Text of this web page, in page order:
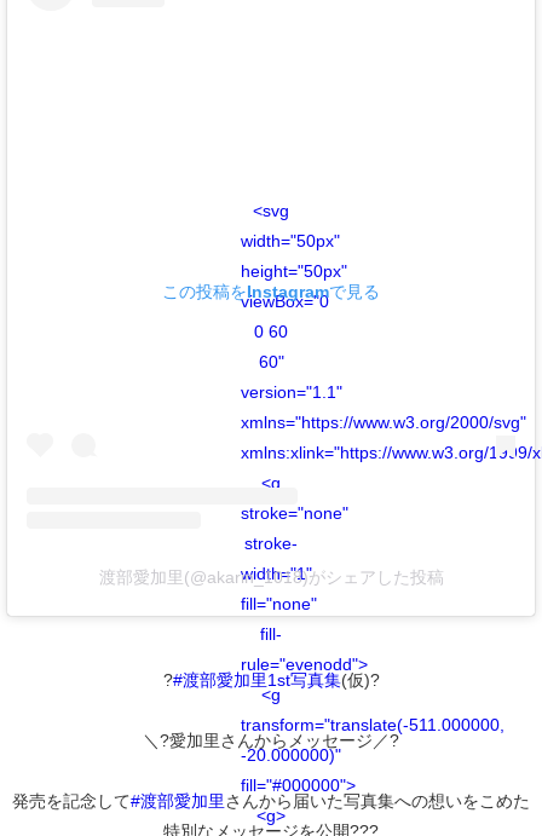
<svg
width="50px"
height="50px"
viewBox="0
0 60
60"
version="1.1"
xmlns="https://www.w3.org/2000/svg"
xmlns:xlink="https://www.w3.org/1999/
<g
stroke="none"
stroke-
width="1"
fill="none"
fill-
rule="evenodd">
<g
transform="translate(-511.000000,
-20.000000)"
fill="#000000">
<g>
この投稿をInstagramで見る
渡部愛加里(@akarin_1018)がシェアした投稿
?#渡部愛加里1st写真集(仮)?
＼?愛加里さんからメッセージ／?
発売を記念して#渡部愛加里さんから届いた写真集への想いをこめた
特別なメッセージを公開???